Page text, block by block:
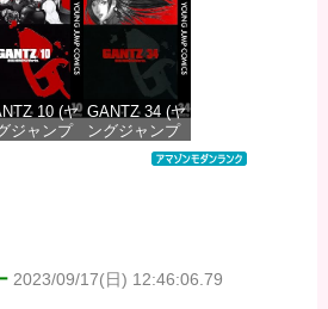
価格：¥100 価格：¥100
10 (ヤ
ジャンプ
GANTZ 34 (ヤ
ングジャンプ
コミックス
2023/09/17(日) 12:46:06.79